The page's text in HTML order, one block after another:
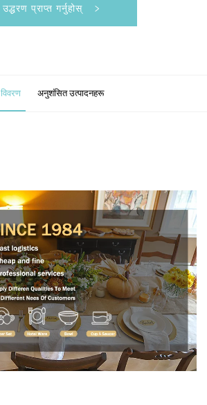
उद्धरण प्राप्त गर्नुहोस्
विवरण अनुशंसित उत्पादनहरू